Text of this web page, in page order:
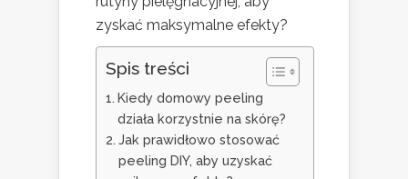
zyskać maksymalne efekty?
Spis treści
Kiedy domowy peeling
działa korzystnie na skórę?
Jak prawidłowo stosować
peeling DIY, aby uzyskać